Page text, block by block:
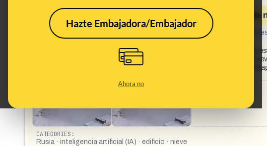
Hazte Embajadora/Embajador
Ahora no
«Este vídeo muestra calles y viviendas cubiertas de
This content has not yet been
🚨 Nieve ‘sepulta’ edificios en Rusia Autoridades de Rusia han
varias partes del país como en la península de Kamchatka, en donde la
viviendas e incluso ha alcanzado varios metros de altura. https://
CATEGORIES:
Rusia · inteligencia artificial (IA) · edificio · nieve